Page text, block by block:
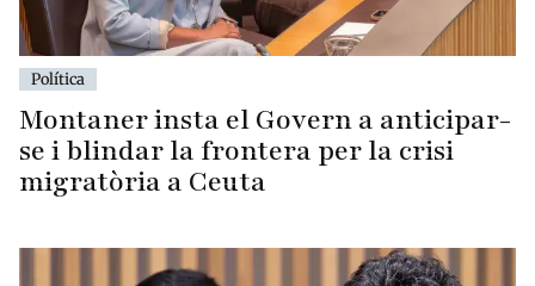
Política
Montaner insta el Govern a anticipar-
se i blindar la frontera per la crisi
migratòria a Ceuta